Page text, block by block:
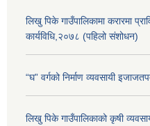
लिखु पिके गाउँपालिकामा करारमा
कार्यविधि,२०७८ (पहिलो संशोधन)
“घ” वर्गको निर्माण व्यवसायी
लिखु पिके गाउँपालिकाको कृषी